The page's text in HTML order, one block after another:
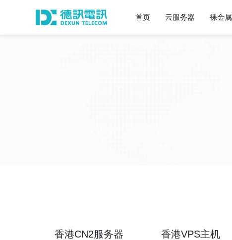
首页 云服务器 裸金属
香港CN2服务器 香港VPS主机